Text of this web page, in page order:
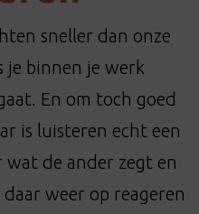
t
o
sneller dan onze
je binnen je werk
En om toch goed
is luisteren echt een
wat de ander zegt en
weer op reageren